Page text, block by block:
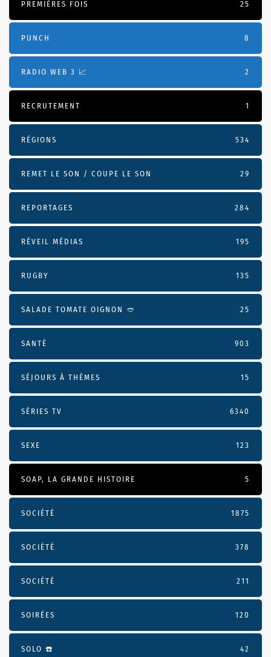
PREMIÈRES FOIS 25
PUNCH 8
RADIO WEB 3 📈 2
RECRUTEMENT 1
RÉGIONS 534
REMET LE SON / COUPE LE SON 29
REPORTAGES 284
RÉVEIL MÉDIAS 195
RUGBY 135
SALADE TOMATE OIGNON 🥙 25
SANTÉ 903
SÉJOURS À THÈMES 15
SÉRIES TV 6340
SEXE 123
SOAP, LA GRANDE HISTOIRE 5
SOCIÉTÉ 1875
SOCIÉTÉ 378
SOCIÉTÉ 211
SOIRÉES 120
SOLO ☎️ 42